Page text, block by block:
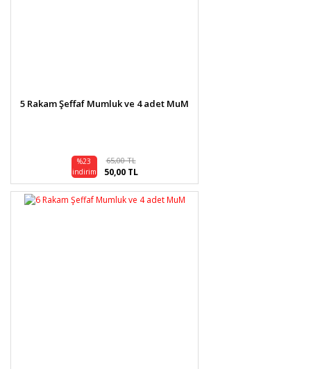
5 Rakam Şeffaf Mumluk ve 4 adet MuM
%23
indirim
65,00 TL
50,00 TL